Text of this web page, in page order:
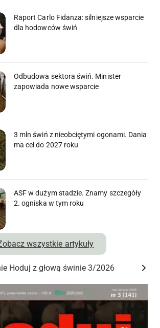
Raport Carlo Fidanza: silniejsze wsparcie
dla hodowców świń
Odbudowa sektora świń. Minister
zapowiada nowe wsparcie
3 mln świń z nieobciętymi ogonami. Dania
ma cel do 2027 roku
ASF w dużym stadzie. Znamy szczegóły
2. ogniska w tym roku
wszystkie artykuły
Hoduj z głową świnie 3/2026